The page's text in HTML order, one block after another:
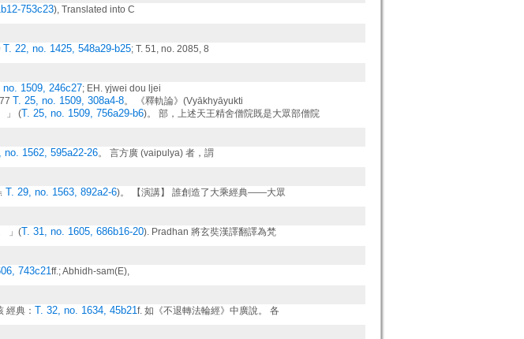
753c23), Translated into C
T. 22, no. 1425, 548a29-b25; T. 51, no. 2085, 8
no. 1509, 246c27; EH. γjwei dou ljei
T. 25, no. 1509, 308a4-8。 《釋軌論》(Vyākhyāyukti
」 (T. 25, no. 1509, 756a29-b6)。 部，上述天王精舍僧院既是大眾部僧院
no. 1562, 595a22-26。 言方廣 (vaipulya) 者，謂
T. 29, no. 1563, 892a2-6)。 【演講】 誰創造了大乘經典――大眾
」(T. 31, no. 1605, 686b16-20). Pradhan 將玄奘漢譯翻譯為梵
743c21ff.; Abhidh-sam(E),
經典： T. 32, no. 1634, 45b21f. 如《不退轉法輪經》中廣說。 各